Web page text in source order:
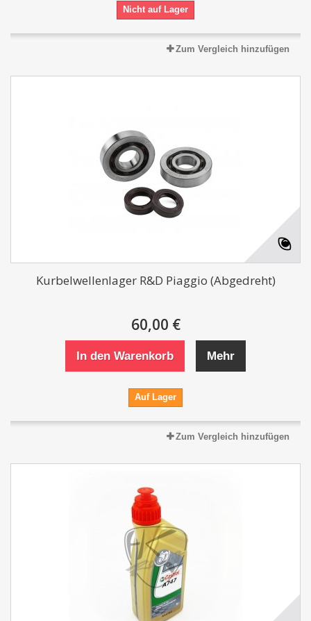
Nicht auf Lager
Zum Vergleich hinzufügen
Kurbelwellenlager R&D Piaggio (Abgedreht)
60,00 €
In den Warenkorb Mehr
Auf Lager
Zum Vergleich hinzufügen